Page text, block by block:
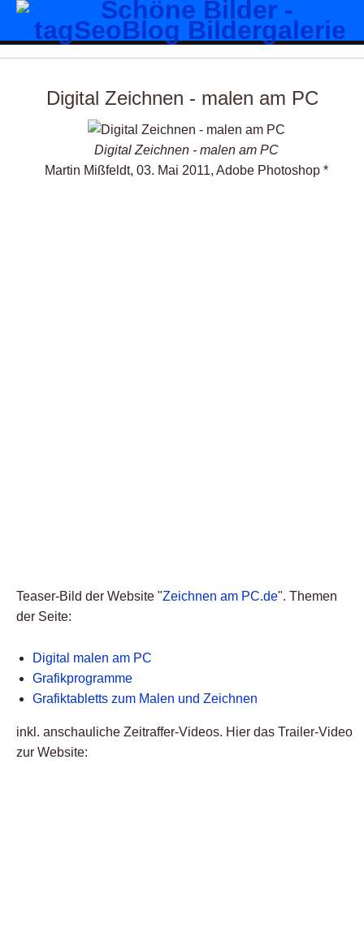
Digital Zeichnen - malen am PC
Digital Zeichnen - malen am PC
Martin Mißfeldt, 03. Mai 2011, Adobe Photoshop *
Teaser-Bild der Website "Zeichnen am PC.de". Themen
der Seite:
Digital malen am PC
Grafikprogramme
Grafiktabletts zum Malen und Zeichnen
inkl. anschauliche Zeitraffer-Videos. Hier das Trailer-Video
zur Website: